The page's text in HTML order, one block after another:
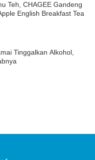
Teh, CHAGEE Gandeng
English Breakfast Tea
Tinggalkan Alkohol,